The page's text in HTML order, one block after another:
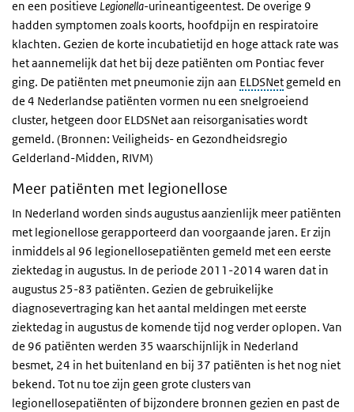
en een positieve Legionella-urineantigeentest. De overige 9
hadden symptomen zoals koorts, hoofdpijn en respiratoire
klachten. Gezien de korte incubatietijd en hoge attack rate was
het aannemelijk dat het bij deze patiënten om Pontiac fever
ging. De patiënten met pneumonie zijn aan ELDSNetgemeld en
de 4 Nederlandse patiënten vormen nu een snelgroeiend
cluster, hetgeen door ELDSNet aan reisorganisaties wordt
gemeld. (Bronnen: Veiligheids- en Gezondheidsregio
Gelderland-Midden, RIVM)
Meer patiënten met legionellose
In Nederland worden sinds augustus aanzienlijk meer patiënten
met legionellose gerapporteerd dan voorgaande jaren. Er zijn
inmiddels al 96 legionellosepatiënten gemeld met een eerste
ziektedag in augustus. In de periode 2011-2014 waren dat in
augustus 25-83 patiënten. Gezien de gebruikelijke
diagnosevertraging kan het aantal meldingen met eerste
ziektedag in augustus de komende tijd nog verder oplopen. Van
de 96 patiënten werden 35 waarschijnlijk in Nederland
besmet, 24 in het buitenland en bij 37 patiënten is het nog niet
bekend. Tot nu toe zijn geen grote clusters van
legionellosepatiënten of bijzondere bronnen gezien en past de